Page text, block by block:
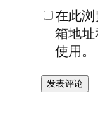
在此
箱地
使用。